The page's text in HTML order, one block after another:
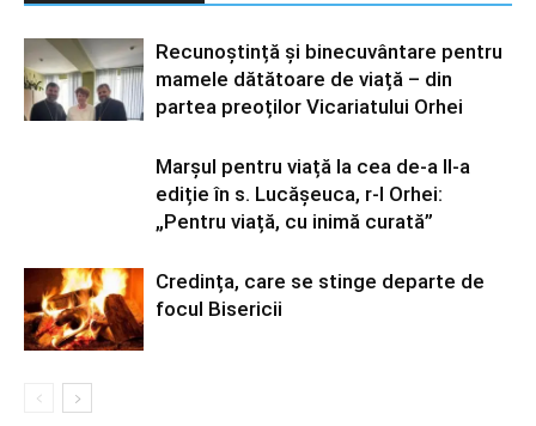
Recunoștință și binecuvântare pentru
mamele dătătoare de viață – din
partea preoților Vicariatului Orhei
Marșul pentru viață la cea de-a II-a
ediție în s. Lucășeuca, r-l Orhei:
„Pentru viață, cu inimă curată”
Credința, care se stinge departe de
focul Bisericii